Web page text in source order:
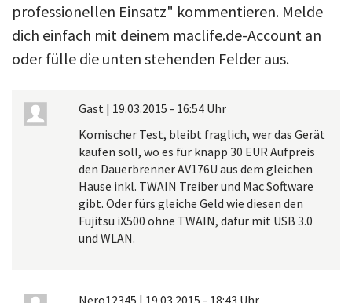
professionellen Einsatz" kommentieren. Melde
dich einfach mit deinem maclife.de-Account an
oder fülle die unten stehenden Felder aus.
Gast | 19.03.2015 - 16:54 Uhr
Komischer Test, bleibt fraglich, wer das Gerät
kaufen soll, wo es für knapp 30 EUR Aufpreis
den Dauerbrenner AV176U aus dem gleichen
Hause inkl. TWAIN Treiber und Mac Software
gibt. Oder fürs gleiche Geld wie diesen den
Fujitsu iX500 ohne TWAIN, dafür mit USB 3.0
und WLAN.
Nero12345 | 19.03.2015 - 18:43 Uhr